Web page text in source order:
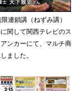
連鎖講（ねずみ講）
関して関西テレビのス
ンカーにて、マルチ商
ました。